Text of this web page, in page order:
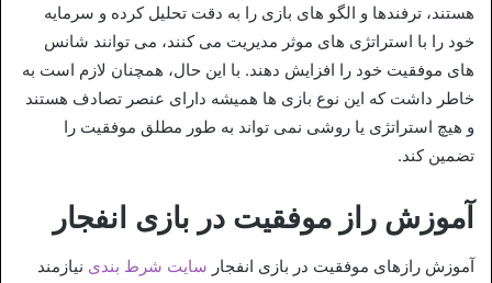
هستند، ترفندها و الگو های بازی را به دقت تحلیل کرده و سرمایه
خود را با استراتژی‌ های موثر مدیریت می‌ کنند، می‌ توانند شانس‌
های موفقیت خود را افزایش دهند. با این حال، همچنان لازم است به
خاطر داشت که این نوع بازی‌ ها همیشه دارای عنصر تصادف هستند
و هیچ استراتژی یا روشی نمی‌ تواند به طور مطلق موفقیت را
تضمین کند.
آموزش راز موفقیت در بازی انفجار
آموزش راز‌های موفقیت در بازی انفجار سایت شرط بندی نیازمند